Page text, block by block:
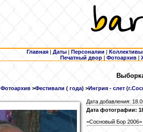
Главная | Даты | Персоналии | Коллективы
Печатный двор |Фотоархив |
Фотоархив>Фестивали ( года) >Ингрия - слет
Дата добавления:
Дата фотографии:
=Сосновый Бор 2006=